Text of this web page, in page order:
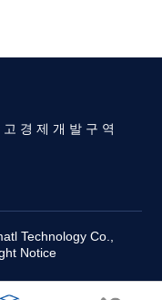
경 제 개 발 구 역
Technology Co.,
Notice